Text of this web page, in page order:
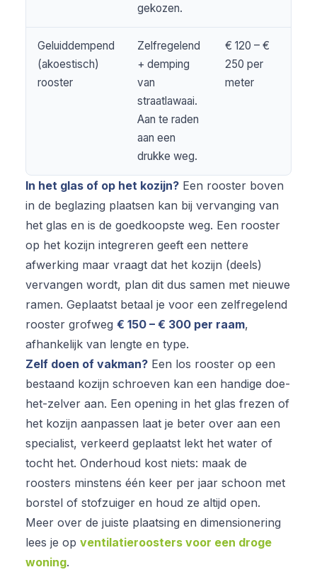
gekozen.
Geluiddempend
(akoestisch)
rooster
Zelfregelend
+ demping
van
straatlawaai.
Aan te raden
aan een
drukke weg.
€ 120 – €
250 per
meter
In het glas of op het kozijn? Een rooster boven
in de beglazing plaatsen kan bij vervanging van
het glas en is de goedkoopste weg. Een rooster
op het kozijn integreren geeft een nettere
afwerking maar vraagt dat het kozijn (deels)
vervangen wordt, plan dit dus samen met nieuwe
ramen. Geplaatst betaal je voor een zelfregelend
rooster grofweg € 150 – € 300 per raam,
afhankelijk van lengte en type.
Zelf doen of vakman? Een los rooster op een
bestaand kozijn schroeven kan een handige doe-
het-zelver aan. Een opening in het glas frezen of
het kozijn aanpassen laat je beter over aan een
specialist, verkeerd geplaatst lekt het water of
tocht het. Onderhoud kost niets: maak de
roosters minstens één keer per jaar schoon met
borstel of stofzuiger en houd ze altijd open.
Meer over de juiste plaatsing en dimensionering
lees je op ventilatieroosters voor een droge
woning.